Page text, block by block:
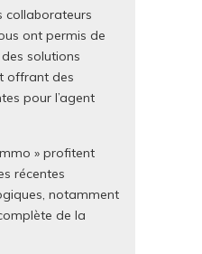
collaborateurs
ont permis de
solutions
offrant des
pour l’agent
» profitent
récentes
notamment
de la